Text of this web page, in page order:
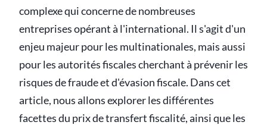
complexe qui concerne de nombreuses
entreprises opérant à l'international. Il s'agit d'un
enjeu majeur pour les multinationales, mais aussi
pour les autorités fiscales cherchant à prévenir les
risques de fraude et d'évasion fiscale. Dans cet
article, nous allons explorer les différentes
facettes du prix de transfert fiscalité, ainsi que les